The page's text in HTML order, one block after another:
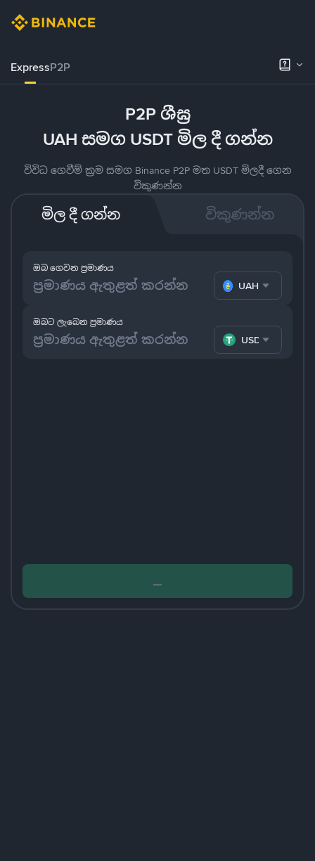
ExpressP2P
P2P ශීඝ්‍ර
UAH සමග USDT මිල දී ගන්න
විවිධ ගෙවීම් ක්‍රම සමග Binance P2P මත USDT මිලදී ගෙන
විකුණන්න
මිල දී ගන්න විකුණන්න
ඔබ ගෙවන ප්‍රමාණය
UAH
ඔබට ලැබෙන ප්‍රමාණය
USDT